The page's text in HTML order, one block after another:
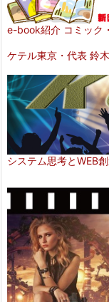
e-book紹介 コミック
ケテル東京・代表 鈴
システム思考とWEB